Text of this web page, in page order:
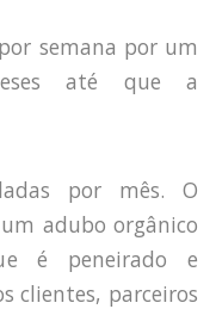
semana por um
até que a
por mês. O
adubo orgânico
é peneirado e
clientes, parceiros